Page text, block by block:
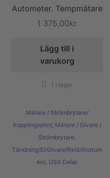
Autometer. Tempmätare
1 375,00kr
Lägg till i
varukorg
1 i lager
Mätare / Strömbrytare/
Kopplingsplint, Mätare / Givare /
Strömbrytare
Tändning/El/Givare/Relä/Instrum
ent USA Delar